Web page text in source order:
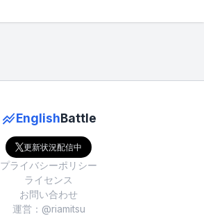
EnglishBattle
更新状況配信中
プライバシーポリシー
ライセンス
お問い合わせ
運営：@riamitsu